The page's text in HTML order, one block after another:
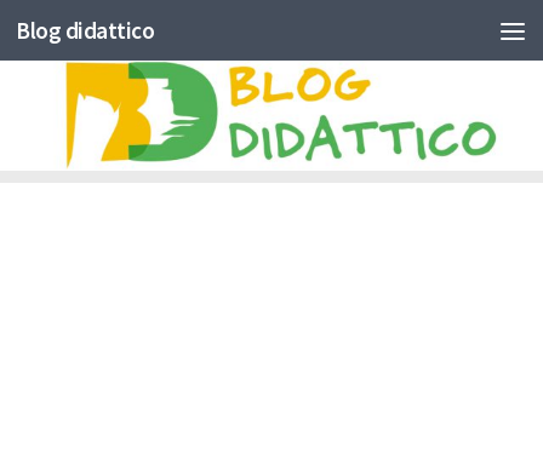
Skip to content
Blog didattico